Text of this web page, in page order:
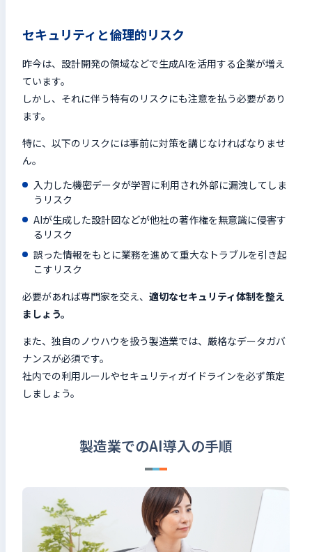
セキュリティと倫理的リスク
昨今は、設計開発の領域などで生成AIを活用する企業が増え
ています。
しかし、それに伴う特有のリスクにも注意を払う必要があり
ます。
特に、以下のリスクには事前に対策を講じなければなりませ
ん。
入力した機密データが学習に利用され外部に漏洩してしま
うリスク
AIが生成した設計図などが他社の著作権を無意識に侵害す
るリスク
誤った情報をもとに業務を進めて重大なトラブルを引き起
こすリスク
必要があれば専門家を交え、 適切なセキュリティ体制を整え
ましょう。
また、独自のノウハウを扱う製造業では、厳格なデータガバ
ナンスが必須です。
社内での利用ルールやセキュリティガイドラインを必ず策定
しましょう。
製造業でのAI導入の手順